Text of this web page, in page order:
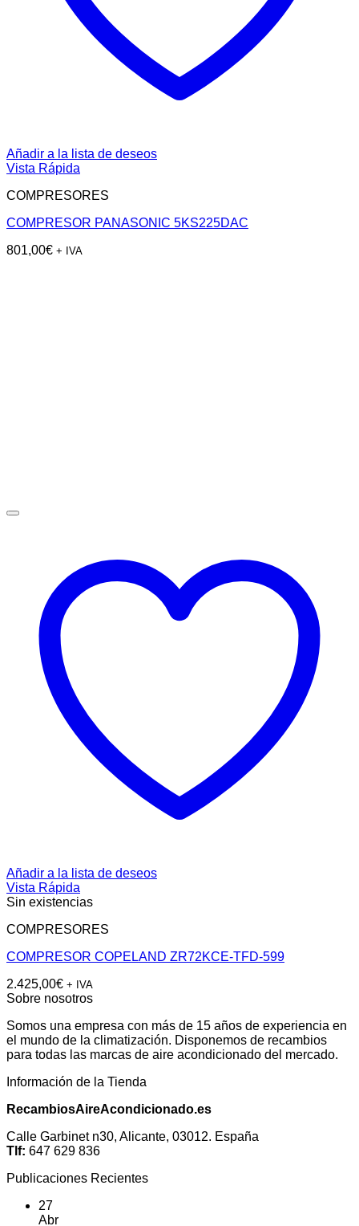
Añadir a la lista de deseos
Vista Rápida
COMPRESORES
COMPRESOR PANASONIC 5KS225DAC
801,00€ + IVA
Añadir a la lista de deseos
Vista Rápida
Sin existencias
COMPRESORES
COMPRESOR COPELAND ZR72KCE-TFD-599
2.425,00€ + IVA
Sobre nosotros
Somos una empresa con más de 15 años de experiencia en
el mundo de la climatización. Disponemos de recambios
para todas las marcas de aire acondicionado del mercado.
Información de la Tienda
RecambiosAireAcondicionado.es
Calle Garbinet n30, Alicante, 03012. España
Tlf: 647 629 836
Publicaciones Recientes
27
Abr